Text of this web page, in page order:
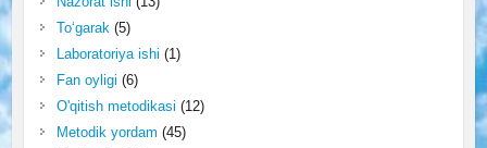
To‘garak(5)
Laboratoriya ishi (1)
Fan oyligi (6)
O'qitish metodikasi (12)
Metodik yordam (45)